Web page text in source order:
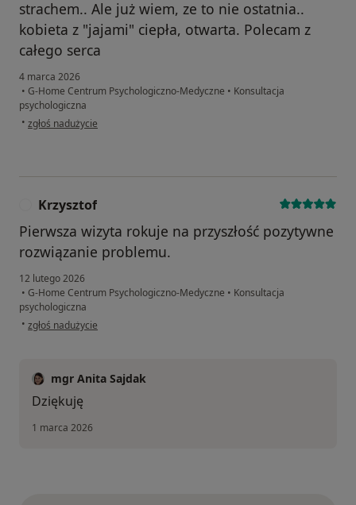
strachem.. Ale już wiem, ze to nie ostatnia..
kobieta z "jajami" ciepła, otwarta. Polecam z
całego serca
4 marca 2026
• G-Home Centrum Psychologiczno-Medyczne • Konsultacja
psychologiczna
• w opinii użytkownika Magda
zgłoś nadużycie
Krzysztof
Pierwsza wizyta rokuje na przyszłość pozytywne
rozwiązanie problemu.
12 lutego 2026
• G-Home Centrum Psychologiczno-Medyczne • Konsultacja
psychologiczna
• w opinii użytkownika Krzysztof
zgłoś nadużycie
mgr Anita Sajdak
Dziękuję
1 marca 2026